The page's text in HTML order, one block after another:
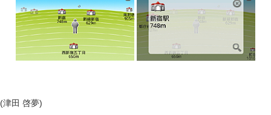
(津田 啓夢)